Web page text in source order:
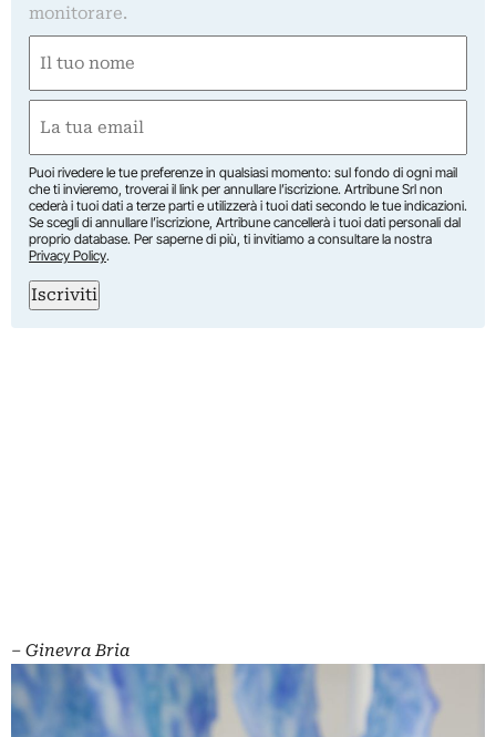
monitorare.
(Required)
First
(Required)
Puoi rivedere le tue preferenze in qualsiasi momento: sul fondo di ogni mail
che ti invieremo, troverai il link per annullare l’iscrizione. Artribune Srl non
cederà i tuoi dati a terze parti e utilizzerà i tuoi dati secondo le tue indicazioni.
Se scegli di annullare l’iscrizione, Artribune cancellerà i tuoi dati personali dal
proprio database. Per saperne di più, ti invitiamo a consultare la nostra
Privacy Policy.
Iscriviti
– Ginevra Bria